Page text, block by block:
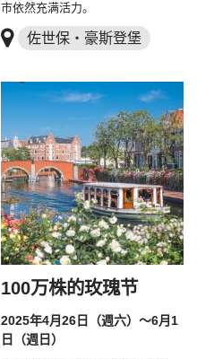
市依然充满活力。
佐世保・豪斯登堡
100万株的玫瑰节
2025年4月26日（週六）～6月1
日（週日）